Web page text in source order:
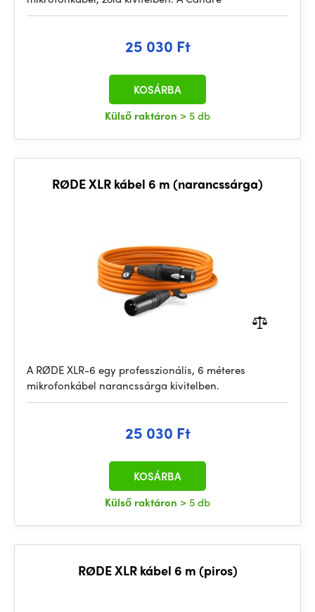
25 030 Ft
Külső raktáron > 5 db
KOSÁRBA
RØDE XLR kábel 6 m (narancssárga)
A RØDE XLR-6 egy professzionális, 6 méteres
mikrofonkábel narancssárga kivitelben.
25 030 Ft
Külső raktáron > 5 db
KOSÁRBA
RØDE XLR kábel 6 m (piros)